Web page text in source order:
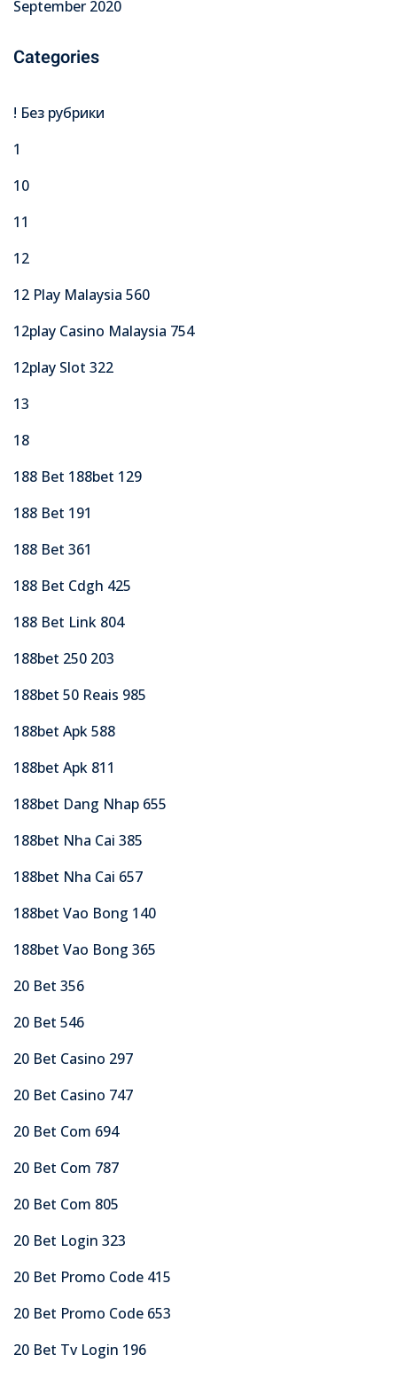
September 2020
Categories
! Без рубрики
1
10
11
12
12 Play Malaysia 560
12play Casino Malaysia 754
12play Slot 322
13
18
188 Bet 188bet 129
188 Bet 191
188 Bet 361
188 Bet Cdgh 425
188 Bet Link 804
188bet 250 203
188bet 50 Reais 985
188bet Apk 588
188bet Apk 811
188bet Dang Nhap 655
188bet Nha Cai 385
188bet Nha Cai 657
188bet Vao Bong 140
188bet Vao Bong 365
20 Bet 356
20 Bet 546
20 Bet Casino 297
20 Bet Casino 747
20 Bet Com 694
20 Bet Com 787
20 Bet Com 805
20 Bet Login 323
20 Bet Promo Code 415
20 Bet Promo Code 653
20 Bet Tv Login 196